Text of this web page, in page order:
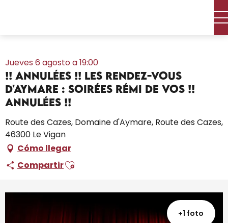
Jueves 6 agosto a 19:00
!! ANNULÉES !! Les Rendez-Vous
d'Aymare : Soirées Rémi De Vos !!
ANNULÉES !!
Route des Cazes, Domaine d'Aymare, Route des Cazes,
46300 Le Vigan
Cómo llegar
CompartirAjouter aux favoris
+1 foto